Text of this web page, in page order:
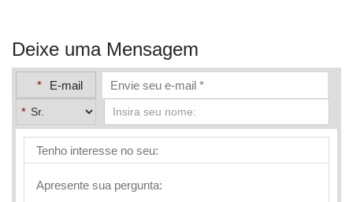
Deixe uma Mensagem
*
E-mail
*